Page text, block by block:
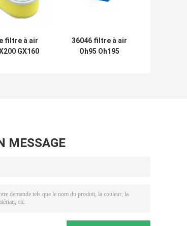
filtre à air
GX160
36046 filtre à air
Oh95 Oh195
MESSAGE